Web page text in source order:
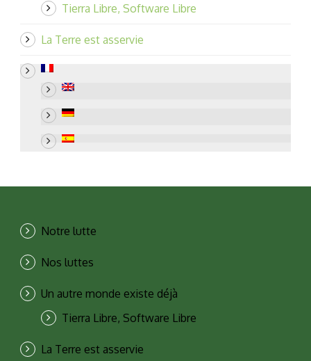
Tierra Libre, Software Libre
La Terre est asservie
Notre lutte
Nos luttes
Un autre monde existe déjà
Tierra Libre, Software Libre
La Terre est asservie